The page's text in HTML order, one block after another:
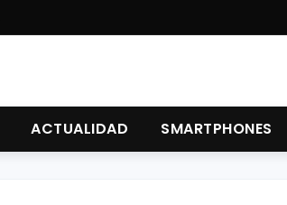
ACTUALIDAD SMARTPHONES